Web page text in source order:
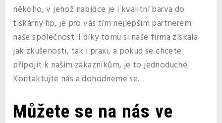
někoho, v jehož nabídce je i kvalitníbarva do
tiskárny hp, je pro vás tím nejlepším partnerem
naše společnost. I díky tomu si naše firma získala
jak zkušenosti, tak i praxi, a pokud se chcete
připojit k našim zákazníkům, je to jednoduché.
Kontaktujte nás a dohodneme se.
Můžete se na nás ve